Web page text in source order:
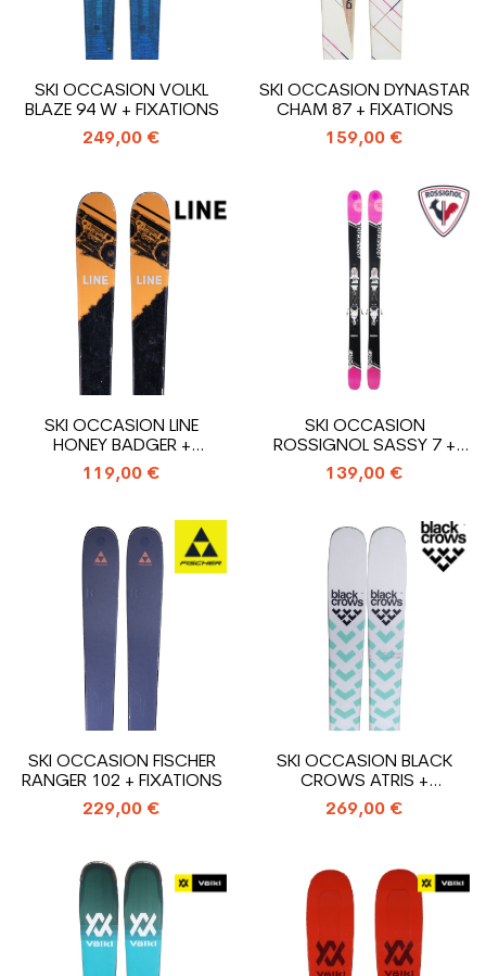
SKI OCCASION VOLKL
BLAZE 94 W + FIXATIONS
249,00 €
SKI OCCASION DYNASTAR
CHAM 87 + FIXATIONS
159,00 €
SKI OCCASION LINE
HONEY BADGER +
FIXATIONS
119,00 €
SKI OCCASION
ROSSIGNOL SASSY 7 +
FIXATIONS
139,00 €
SKI OCCASION FISCHER
RANGER 102 + FIXATIONS
229,00 €
SKI OCCASION BLACK
CROWS ATRIS +
FIXATIONS
269,00 €